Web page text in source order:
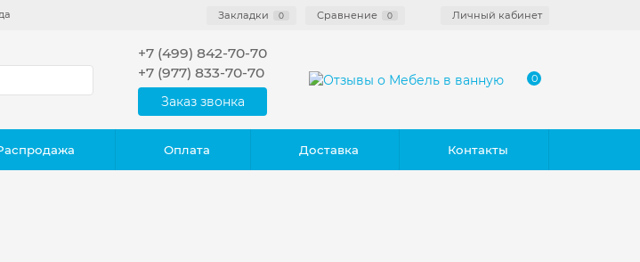
Закладки 0 Сравнение 0 Личный кабинет
+7 (499) 842-70-70
+7 (977) 833-70-70
Заказ звонка
0
Оплата Доставка Контакты